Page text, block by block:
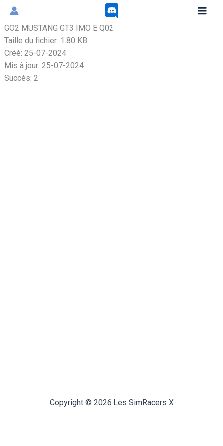
Aller
contenu
GO2 MUSTANG GT3 IMO E Q02
Taille du fichier: 1.80 KB
Créé: 25-07-2024
Mis à jour: 25-07-2024
Succès: 2
Copyright © 2026 Les SimRacers X